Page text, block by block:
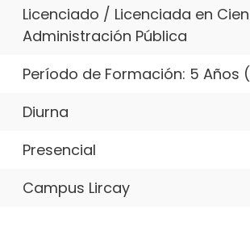
Licenciado / Licenciada en
Administración Pública
Período de Formación: 5 Años
Diurna
Presencial
Campus Lircay